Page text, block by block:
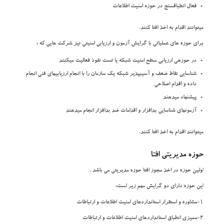
فعال انطباقسنج در حوزه امنیت اطلاعات
میتوانند اقدام به اخذ افتا کنند.
برای حوزه های عملیاتی با گرایش آزمون و ارزیابی امنیتی نیز شرکت هایی که :
در حوزهی ارزیابی سطح امنیت شبکه یا تست نفوذ فعالیت میکنند
شناسایی نقاط ضعف و آسیبپذیر شبکه یک سازمان را با انجام ارزیابیهای فنی انجام
داده و اقدام اصلاحی
پیشنهاد میدهند
آزمونهای شناسایی بدافزار و اقدامات ضد بدافزار انجام میدهند
میتوانند اقدام به اخذ افتا کنند.
حوزه مدیریتی افتا
اولین حوزه در اخذ مجوز افتا حوزه مدیریتی می باشد .
این حوزه دارای دو گرایش مهم زیر است:
1-مشاوره و استقرار استانداردهای امنیت اطلاعات و ارتباطات
2-ممیزی انطباق استانداردهای امنیت اطلاعات و ارتباطات